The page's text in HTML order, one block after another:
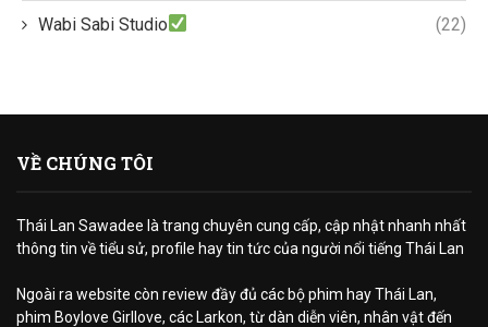
Wabi Sabi Studio (22)
VỀ CHÚNG TÔI
Thái Lan Sawadee là trang chuyên cung cấp, cập nhật nhanh nhất
thông tin về tiểu sử, profile hay tin tức của người nổi tiếng Thái Lan
Ngoài ra website còn review đầy đủ các bộ phim hay Thái Lan,
phim Boylove Girllove, các Larkon, từ dàn diễn viên, nhân vật đến